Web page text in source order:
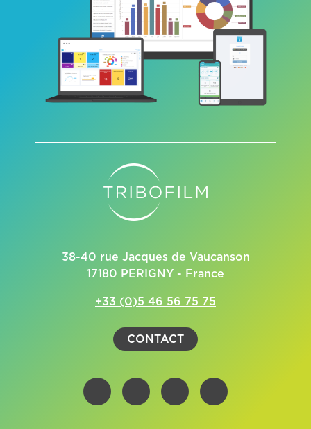
38-40 rue Jacques de Vaucanson
17180 PERIGNY - France
+33 (0)5 46 56 75 75
CONTACT